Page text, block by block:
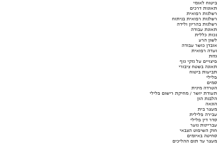
ביטוח לאומי
תאונות דרכים
רשלנות רפואית
רשלנות רפואית בניתוח
רשלנות בהריון ולידה
תאונת עבודה
נכות כללית
לשון הרע
אובדן כושר עבודה
ועדה רפואית
גזזת
פיצויים על נזקי גוף
תאונה בשטח ציבורי
תביעות ביטוח
פלילי
סמים
הטרדה מינית
תעודת יושר / מחיקת רישום פלילי
הלבנת הון
הונאה
מעצר בית
עבירה פלילית
סדר דין פלילי
עבריינות נוער
חוק השיפוט הצבאי
סחיטה באיומים
מעצר עד תום ההליכים